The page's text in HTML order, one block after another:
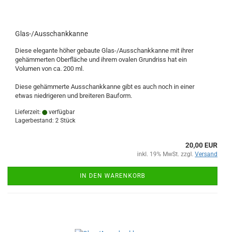
Glas-/Ausschankkanne
Diese elegante höher gebaute Glas-/Ausschankkanne mit ihrer
gehämmerten Oberfläche und ihrem ovalen Grundriss hat ein
Volumen von ca. 200 ml.
Diese gehämmerte Ausschankkanne gibt es auch noch in einer
etwas niedrigeren und breiteren Bauform.
Lieferzeit:
verfügbar
Lagerbestand: 2 Stück
20,00 EUR
inkl. 19% MwSt. zzgl. Versand
IN DEN WARENKORB